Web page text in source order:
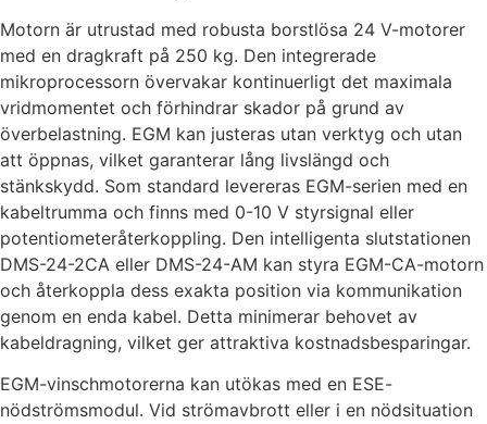
Motorn är utrustad med robusta borstlösa 24 V-motorer
med en dragkraft på 250 kg. Den integrerade
mikroprocessorn övervakar kontinuerligt det maximala
vridmomentet och förhindrar skador på grund av
överbelastning. EGM kan justeras utan verktyg och utan
att öppnas, vilket garanterar lång livslängd och
stänkskydd. Som standard levereras EGM-serien med en
kabeltrumma och finns med 0-10 V styrsignal eller
potentiometeråterkoppling. Den intelligenta slutstationen
DMS-24-2CA eller DMS-24-AM kan styra EGM-CA-motorn
och återkoppla dess exakta position via kommunikation
genom en enda kabel. Detta minimerar behovet av
kabeldragning, vilket ger attraktiva kostnadsbesparingar.
EGM-vinschmotorerna kan utökas med en ESE-
nödströmsmodul. Vid strömavbrott eller i en nödsituation